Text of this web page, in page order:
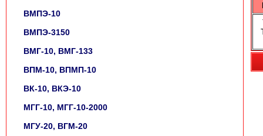
ВМПЭ-10
ВМПЭ-3150
ВМГ-10, ВМГ-133
ВПМ-10, ВПМП-10
ВК-10, ВКЭ-10
МГГ-10, МГГ-10-2000
МГУ-20, ВГМ-20